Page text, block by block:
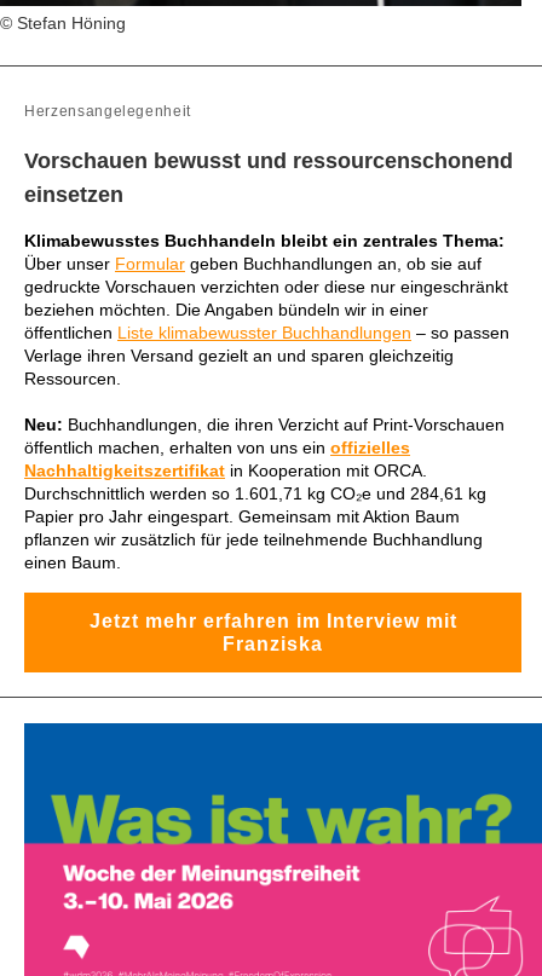
© Stefan Höning
Herzensangelegenheit
Vorschauen bewusst und ressourcenschonend
einsetzen
Klimabewusstes Buchhandeln bleibt ein zentrales Thema:
Über unser Formular geben Buchhandlungen an, ob sie auf
gedruckte Vorschauen verzichten oder diese nur eingeschränkt
beziehen möchten. Die Angaben bündeln wir in einer
öffentlichen Liste klimabewusster Buchhandlungen – so passen
Verlage ihren Versand gezielt an und sparen gleichzeitig
Ressourcen.
Neu: Buchhandlungen, die ihren Verzicht auf Print-Vorschauen
öffentlich machen, erhalten von uns ein offizielles
Nachhaltigkeitszertifikat in Kooperation mit ORCA.
Durchschnittlich werden so 1.601,71 kg CO₂e und 284,61 kg
Papier pro Jahr eingespart. Gemeinsam mit Aktion Baum
pflanzen wir zusätzlich für jede teilnehmende Buchhandlung
einen Baum.
Jetzt mehr erfahren im Interview mit
Franziska